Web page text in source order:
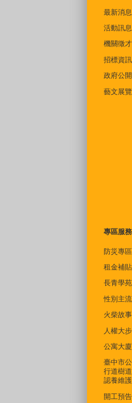
最新消息
活動訊息
機關徵才
招標資訊
政府公
藝文展覽
專區服務
防災專區
租金補
長青學
性別主
火柴故
人權大
公寓大
臺中市
行道樹
認養維
開工預告